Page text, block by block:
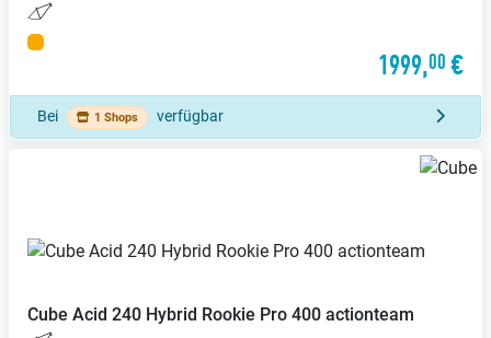
1999,00 €
Bei 1 Shops verfügbar
Cube Acid 240 Hybrid Rookie Pro 400 actionteam